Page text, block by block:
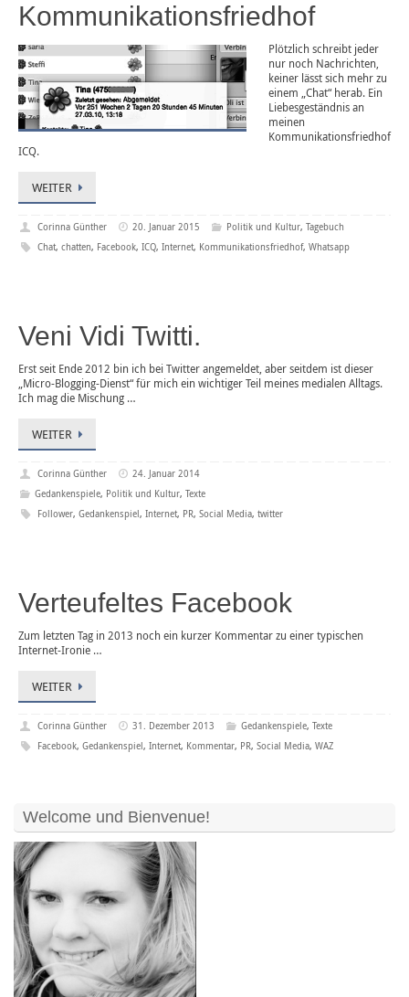
Kommunikationsfriedhof
Plötzlich schreibt jeder
nur noch Nachrichten,
keiner lässt sich mehr zu
einem „Chat“ herab. Ein
Liebesgeständnis an
meinen
Kommunikationsfriedhof
ICQ.
WEITER
Corinna Günther 20. Januar 2015 Politik und Kultur, Tagebuch
Chat,chatten, Facebook,ICQ,Internet, Kommunikationsfriedhof,Whatsapp
Veni Vidi Twitti.
Erst seit Ende 2012 bin ich bei Twitter angemeldet, aber seitdem ist dieser
„Micro-Blogging-Dienst“ für mich ein wichtiger Teil meines medialen Alltags.
Ich mag die Mischung …
WEITER
Corinna Günther
24. Januar 2014
Gedankenspiele, Politik und Kultur,Texte
Follower,Gedankenspiel,Internet, PR,Social Media,twitter
Verteufeltes Facebook
Zum letzten Tag in 2013 noch ein kurzer Kommentar zu einer typischen
Internet-Ironie …
WEITER
Corinna Günther 31. Dezember 2013 Gedankenspiele, Texte
Facebook,Gedankenspiel,Internet, Kommentar, PR,Social Media,WAZ
Welcome und Bienvenue!